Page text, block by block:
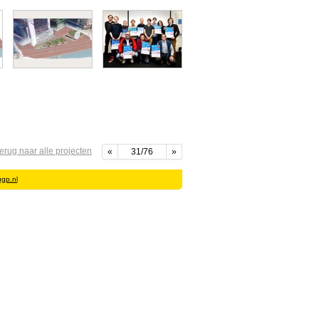
naar alle projecten « 31/76 »